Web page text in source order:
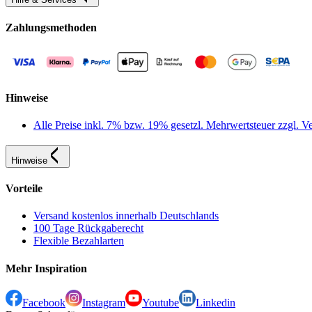
Zahlungsmethoden
Hinweise
Alle Preise inkl. 7% bzw. 19% gesetzl. Mehrwertsteuer zzgl.
Hinweise
Vorteile
Versand kostenlos innerhalb Deutschlands
100 Tage Rückgaberecht
Flexible Bezahlarten
Mehr Inspiration
Facebook Instagram Youtube
Linkedin